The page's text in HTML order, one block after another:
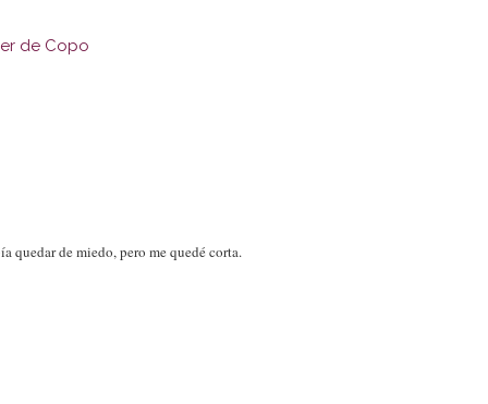
de Copo
quedar de miedo, pero me quedé corta.